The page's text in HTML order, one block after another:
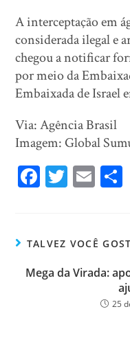
A interceptação em
considerada ilegal e
chegou a notificar
por meio da
Embaixada de Israel
Via: Agência Brasil
Imagem: Global
Fa
ok
T
er
E
TALVEZ VOCÊ
Mega da Virada:
25